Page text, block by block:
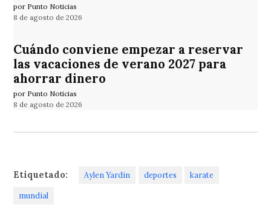
por Punto Noticias
8 de agosto de 2026
Cuándo conviene empezar a reservar
las vacaciones de verano 2027 para
ahorrar dinero
por Punto Noticias
8 de agosto de 2026
Etiquetado: Aylen Yardin deportes karate
mundial